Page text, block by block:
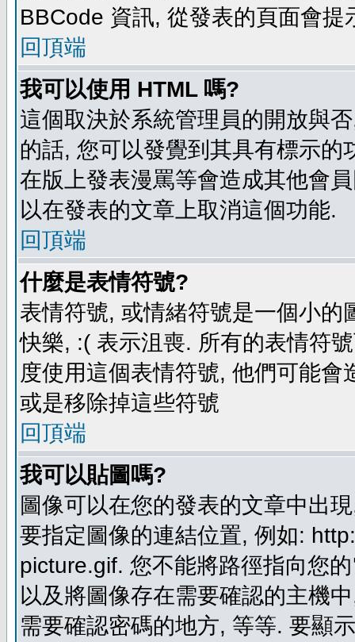
BBCode 資訊, 從發表的頁面會提
回頂端
我可以使用 HTML 嗎?
這個取決於系統管理員的開放與
的話, 您可以發覺到其具有標示
在版上發表漫罵等會造成其他會
以在發表的文章上取消這個功能.
回頂端
什麼是表情符號?
表情符號, 或情緒符號是一個小
快樂, :( 表示沮喪. 所有的表情符
度使用這個表情符號, 他們可能
或是移除掉這些符號
回頂端
我可以貼圖嗎?
圖像可以在您的發表的文章中出
要指定圖像的連結位置, 例如:
picture.gif. 您不能將路徑指向您
以及將圖像存在需要確認的主機
需要確認密碼的地方, 等等. 要顯